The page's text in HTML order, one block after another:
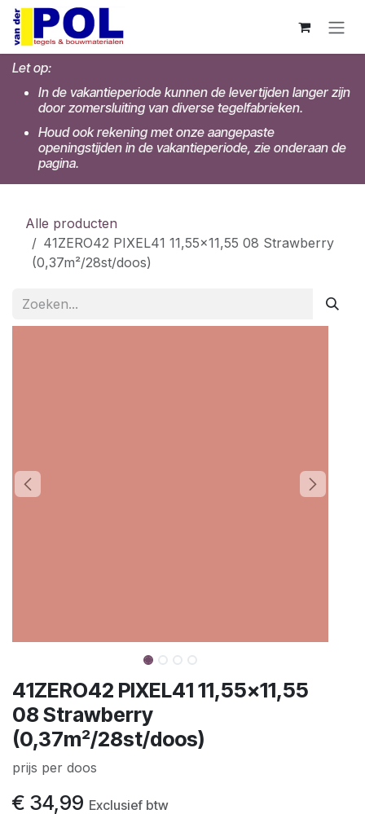
Overslaan naar inhoud
Let op:
In de vakantieperiode kunnen de levertijden langer zijn
door zomersluiting van diverse tegelfabrieken.
Houd ook rekening met onze aangepaste
openingstijden in de vakantieperiode, zie onderaan de
pagina.
Alle producten
41ZERO42 PIXEL41 11,55x11,55 08 Strawberry
(0,37m²/28st/doos)
41ZERO42 PIXEL41 11,55x11,55
08 Strawberry
(0,37m²/28st/doos)
prijs per doos
€ 34,99 Exclusief btw